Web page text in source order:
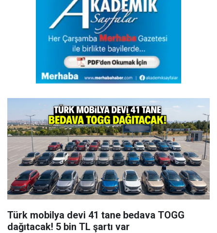
Türk mobilya devi 41 tane bedava TOGG
dağıtacak! 5 bin TL şartı var